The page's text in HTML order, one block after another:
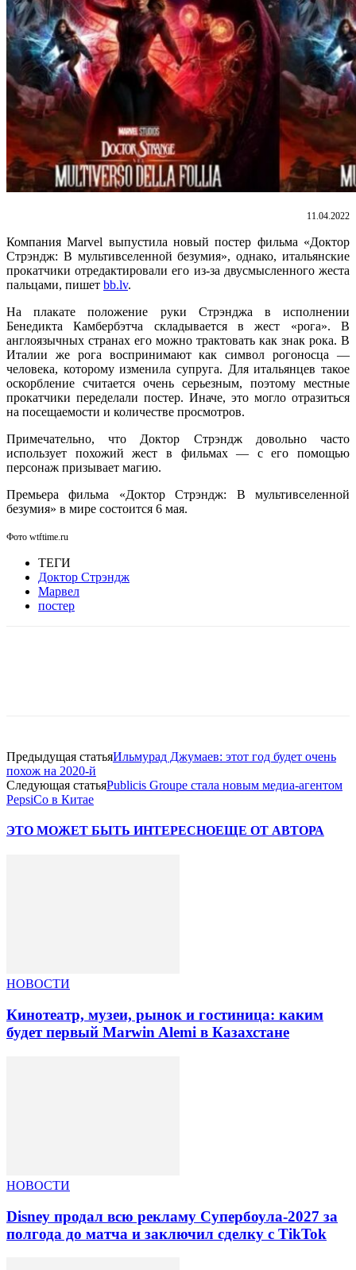
11.04.2022
Компания Marvel выпустила новый постер фильма «Доктор
Стрэндж: В мультивселенной безумия», однако, итальянские
прокатчики отредактировали его из-за двусмысленного жеста
пальцами, пишет bb.lv.
На плакате положение руки Стрэнджа в исполнении
Бенедикта Камбербэтча складывается в жест «рога». В
англоязычных странах его можно трактовать как знак рока. В
Италии же рога воспринимают как символ рогоносца —
человека, которому изменила супруга. Для итальянцев такое
оскорбление считается очень серьезным, поэтому местные
прокатчики переделали постер. Иначе, это могло отразиться
на посещаемости и количестве просмотров.
Примечательно, что Доктор Стрэндж довольно часто
использует похожий жест в фильмах — с его помощью
персонаж призывает магию.
Премьера фильма «Доктор Стрэндж: В мультивселенной
безумия» в мире состоится 6 мая.
Фото wtftime.ru
ТЕГИ
Доктор Стрэндж
Марвел
постер
Предыдущая статьяИльмурад Джумаев: этот год будет очень
похож на 2020-й
Следующая статьяPublicis Groupe стала новым медиа-агентом
PepsiCo в Китае
ЭТО МОЖЕТ БЫТЬ ИНТЕРЕСНОЕЩЕ ОТ АВТОРА
НОВОСТИ
Кинотеатр, музеи, рынок и гостиница: каким
будет первый Marwin Alemi в Казахстане
НОВОСТИ
Disney продал всю рекламу Супербоула-2027 за
полгода до матча и заключил сделку с TikTok